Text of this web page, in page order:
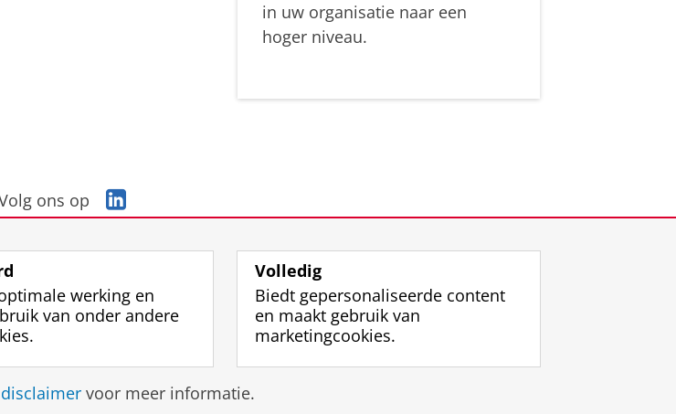
in uw organisatie naar een
hoger niveau.
ons op
i
d
I
a
Privacy Cookies Inloggen
werking en
van onder andere
Volledig
Biedt gepersonaliseerde content
en maakt gebruik van
marketingcookies.
voor meer informatie.